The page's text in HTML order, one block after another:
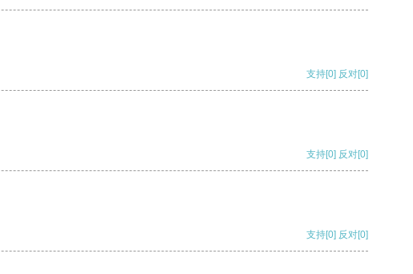
支持[0] 反对[0]
支持[0] 反对[0]
支持[0] 反对[0]